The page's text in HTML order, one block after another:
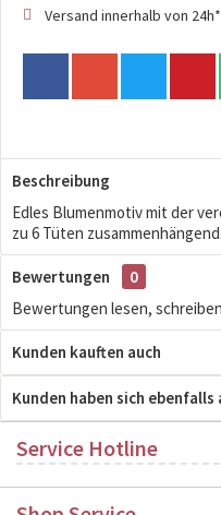
Versand innerhalb von 24h*
Beschreibung
Edles Blumenmotiv mit der
zu 6 Tüten
Bewertungen
0
Bewertungen lesen,
Kunden kauften auch
Kunden haben sich ebenfalls
Service Hotline